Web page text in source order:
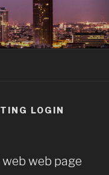
LOGIN
web page